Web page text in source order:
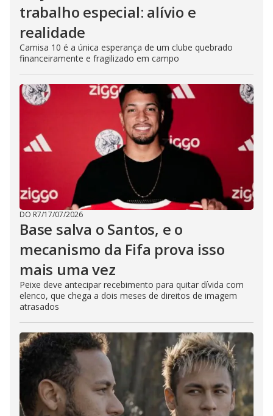
trabalho especial: alívio e
realidade
Camisa 10 é a única esperança de um clube quebrado
financeiramente e fragilizado em campo
DO R7/17/07/2026
Base salva o Santos, e o
mecanismo da Fifa prova isso
mais uma vez
Peixe deve antecipar recebimento para quitar dívida com
elenco, que chega a dois meses de direitos de imagem
atrasados